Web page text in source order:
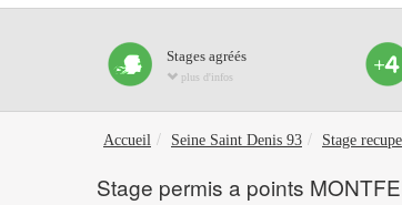
Stages agréés
plus d'infos
Accueil Seine Saint Denis 93 Stage
Stage permis a points